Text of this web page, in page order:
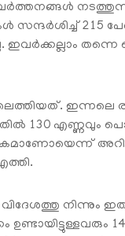
215
ഇവര്‍ക്കല്ലാം
ഇന്നലെ
130 എണ്ണവും
നിന്നും